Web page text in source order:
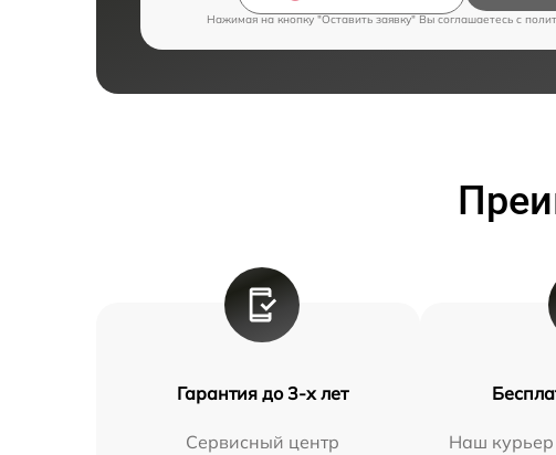
Нажимая на кнопку "Оставить заявку" Вы соглашаетесь c
Гарантия до 3-х лет
Сервисный центр
Наш